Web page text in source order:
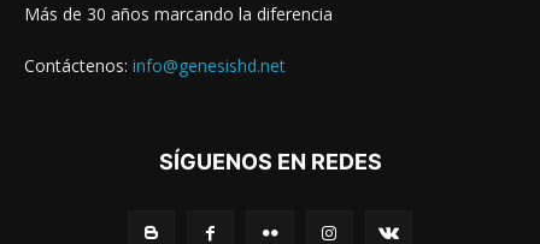
Más de 30 años marcando la diferencia
Contáctenos: info@genesishd.net
SÍGUENOS EN REDES